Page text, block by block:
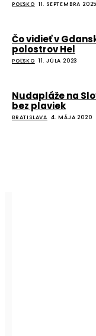
POĽSKO 11. SEPTEMBRA 2025
Čo vidieť v
polostrov Hel
POĽSKO 11. JÚLA 2023
Nudapláže na
bez plaviek
BRATISLAVA 4. MÁJA 2020